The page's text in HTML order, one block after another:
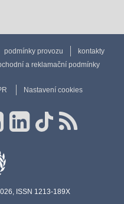
podmínky provozu
kontakty
a reklamační podmínky
Nastavení cookies
ISSN 1213-189X